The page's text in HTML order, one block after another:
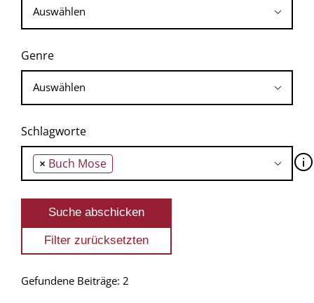
Genre
Schlagworte
× Buch Mose 🛈
Gefundene Beiträge: 2